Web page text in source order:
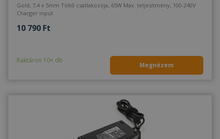
Gold, 7,4 x 5mm Töltő csatlakozója, 65W Max. teljesítmény, 100-240V
Charger input
10 790 Ft
Raktáron 10+ db
Megnézem